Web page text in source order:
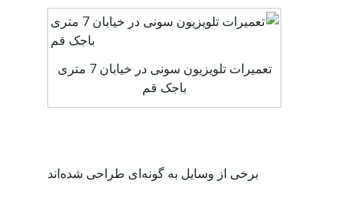
تعمیرات تلویزیون سونی در خیابان 7 متری
باجک قم
برخی از وسایل به گونه‌ای طراحی شده‌اند